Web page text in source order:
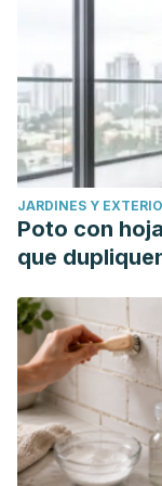
https://
Herbert J. No
Penguin
Naranjo Pereira,
adecuadas
asertivas.
en Educación"
https://
JARDINES Y
Poto con
que